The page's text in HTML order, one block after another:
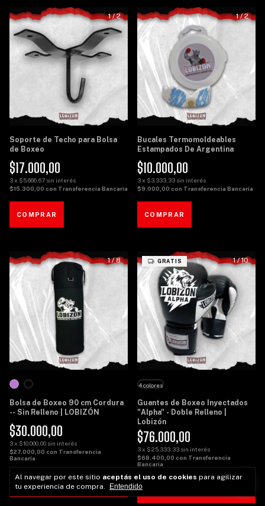
Al navegar por este sitio aceptás el uso de cookies para agilizar
tu experiencia de compra.
Entendido
1/2
Soporte de Techo para Bolsa
de Boxeo
$17.000,00
3x $5.666,67 sin interés
$15.300,00 con Transferencia Bancaria
1/2
Bucales Termomoldeables
Estampados De Argentina
$10.000,00
3x $3.333,33 sin interés
$9.000,00 con Transferencia Bancaria
1/8
Bolsa de Boxeo 90 cm Cordura
-- Sin Relleno | LOBIZÓN
$30.000,00
3x $10.000,00 sin interés
$27.000,00 con Transferencia
Bancaria
COMPRAR
1/10
GRATIS
Guantes de Boxeo Inyectados
"Alpha" - Doble Relleno |
Lobizón
$76.000,00
3x $25.333,33 sin interés
$68.400,00 con Transferencia
Bancaria
4 colores